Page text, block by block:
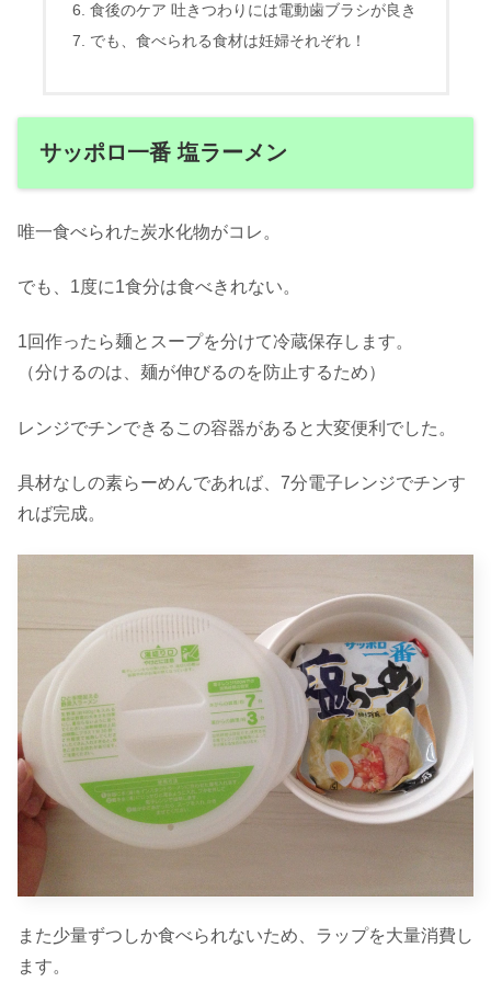
食後のケア 吐きつわりには電動歯ブラシが良き
でも、食べられる食材は妊婦それぞれ！
サッポロ一番 塩ラーメン
唯一食べられた炭水化物がコレ。
でも、1度に1食分は食べきれない。
1回作ったら麺とスープを分けて冷蔵保存します。
（分けるのは、麺が伸びるのを防止するため）
レンジでチンできるこの容器があると大変便利でした。
具材なしの素らーめんであれば、7分電子レンジでチンす
れば完成。
また少量ずつしか食べられないため、ラップを大量消費し
ます。